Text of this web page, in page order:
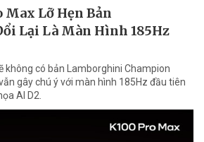
Max Lỡ Hẹn Bản
Lại Là Màn Hình 185Hz
không có bản Lamborghini Champion
gây chú ý với màn hình 185Hz đầu tiên
AI D2.